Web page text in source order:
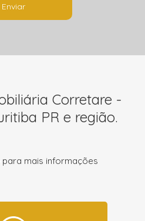
Enviar
Corretare -
PR e região.
mais informações